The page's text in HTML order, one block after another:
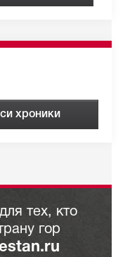
хроники
тех, кто
гор